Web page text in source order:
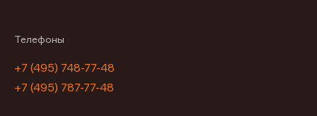
Телефоны
+7 (495) 748-77-48
+7 (495) 787-77-48